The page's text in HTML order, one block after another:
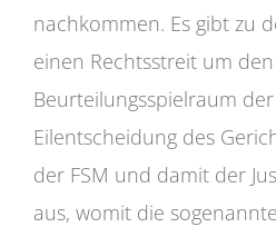
nachkommen. Es gibt zu
einen Rechtsstreit um den
Beurteilungsspielraum
Eilentscheidung des
der FSM und damit der
aus, womit die